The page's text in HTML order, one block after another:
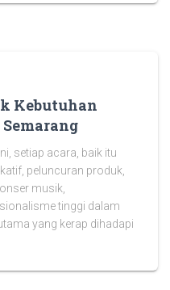
Kebutuhan
setiap acara, baik itu
peluncuran produk,
musik,
tinggi dalam
yang kerap dihadapi